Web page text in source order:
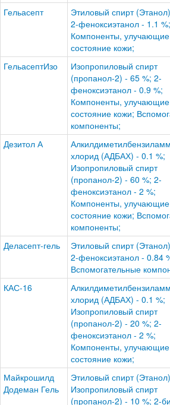
Гельасепт
Этиловый спирт
2-феноксиэтанол - 1.1 %;
Компоненты, улучающие
состояние кожи;
ГельасептИзо
Изопропиловый спирт
(пропанол-2) - 65 %; 2-
феноксиэтанол - 0.9 %;
Компоненты, улучающие
состояние кожи;
компоненты;
Дезитол А
хлорид (АДБАХ) - 0.1 %;
Изопропиловый спирт
(пропанол-2) - 60 %; 2-
феноксиэтанол - 2 %;
Компоненты, улучающие
состояние кожи;
компоненты;
Деласепт-гель
Этиловый спирт
2-феноксиэтанол - 0.84
Вспомогательные
КАС-16
хлорид (АДБАХ) - 0.1 %;
Изопропиловый спирт
(пропанол-2) - 20 %; 2-
феноксиэтанол - 2 %;
Компоненты, улучающие
состояние кожи;
Майкрошилд
Додеман Гель
Этиловый спирт
Изопропиловый спирт
(пропанол-2) - 10 %; 2-